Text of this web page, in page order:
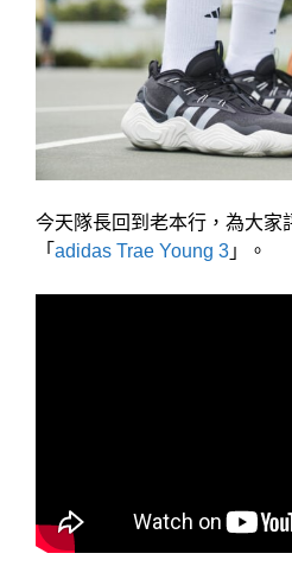
今天隊長回到老本行，為大家
「 adidas Trae Young 3 」。